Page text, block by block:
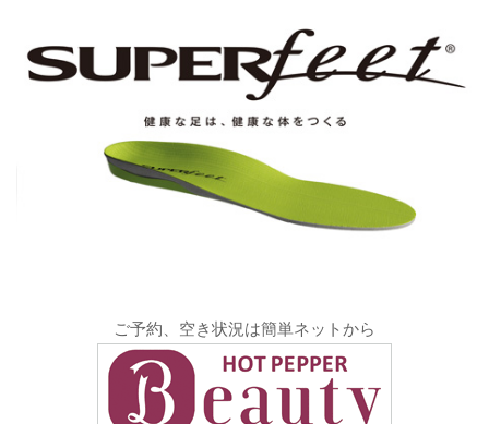
ご予約、空き状況は簡単ネットから